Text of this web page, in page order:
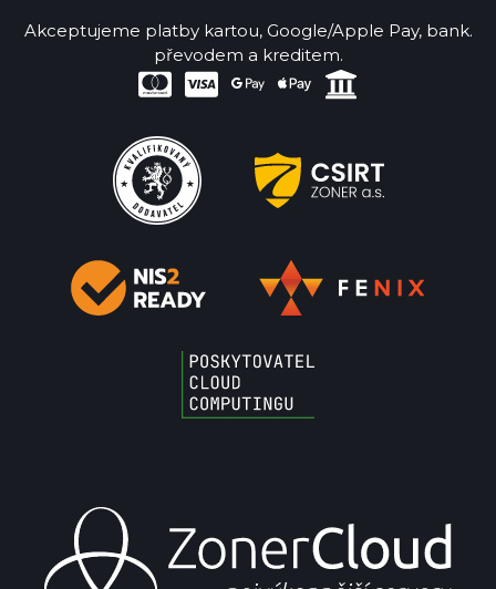
Akceptujeme platby kartou, Google/Apple Pay, bank.
převodem a kreditem.